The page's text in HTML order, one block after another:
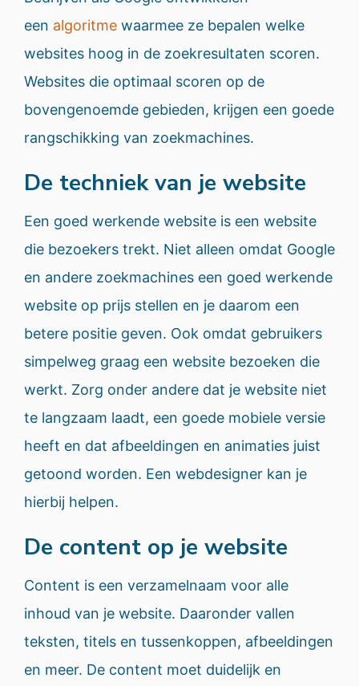
een algoritme waarmee ze bepalen welke
websites hoog in de zoekresultaten scoren.
Websites die optimaal scoren op de
bovengenoemde gebieden, krijgen een goede
rangschikking van zoekmachines.
De techniek van je website
Een goed werkende website is een website
die bezoekers trekt. Niet alleen omdat Google
en andere zoekmachines een goed werkende
website op prijs stellen en je daarom een
betere positie geven. Ook omdat gebruikers
simpelweg graag een website bezoeken die
werkt. Zorg onder andere dat je website niet
te langzaam laadt, een goede mobiele versie
heeft en dat afbeeldingen en animaties juist
getoond worden. Een webdesigner kan je
hierbij helpen.
De content op je website
Content is een verzamelnaam voor alle
inhoud van je website. Daaronder vallen
teksten, titels en tussenkoppen, afbeeldingen
en meer. De content moet duidelijk en